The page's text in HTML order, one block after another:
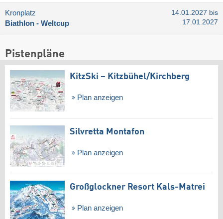
Kronplatz
Biathlon - Weltcup
14.01.2027 bis
17.01.2027
Pistenpläne
KitzSki – Kitzbühel/​Kirchberg
Plan anzeigen
Silvretta Montafon
Plan anzeigen
Großglockner Resort Kals-Matrei
Plan anzeigen